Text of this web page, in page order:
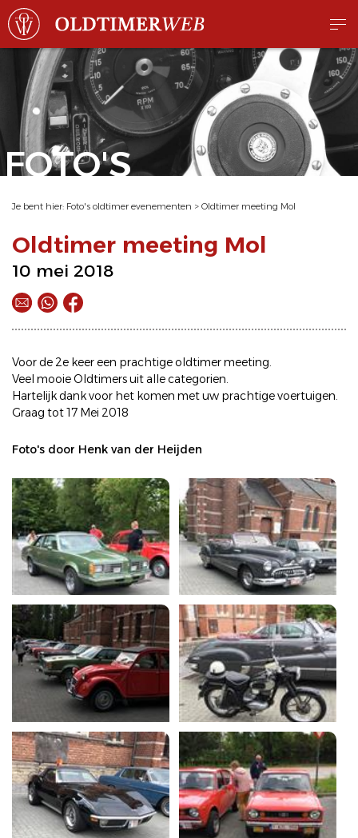
FOTO'S
Je bent hier: Foto's oldtimer evenementen > Oldtimer meeting Mol
Oldtimer meeting Mol
10 mei 2018
Voor de 2e keer een prachtige oldtimer meeting.
Veel mooie Oldtimers uit alle categorien.
Hartelijk dank voor het komen met uw prachtige voertuigen.
Graag tot 17 Mei 2018
Foto's door Henk van der Heijden